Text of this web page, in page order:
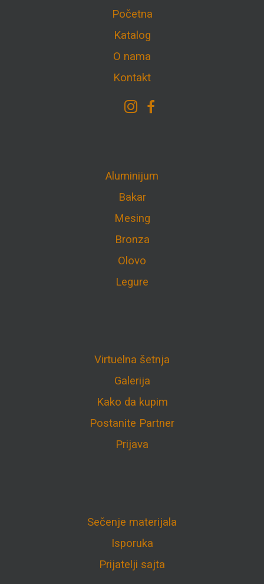
Početna
Katalog
O nama
Kontakt
Aluminijum
Bakar
Mesing
Bronza
Olovo
Legure
Virtuelna šetnja
Galerija
Kako da kupim
Postanite Partner
Prijava
Sečenje materijala
Isporuka
Prijatelji sajta